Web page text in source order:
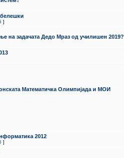
]
на задачата Дедо Мраз од училишен 2019?
Математичка Олимпијада и МОИ
2012
]